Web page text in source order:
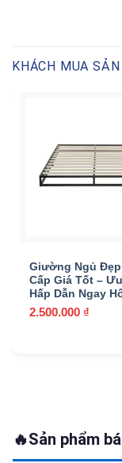
KHÁCH MUA
Giường Ngủ Đẹp
Cấp Giá Tốt –
Hấp Dẫn Ngay
2.500.000 ₫
🔥Sản phẩm